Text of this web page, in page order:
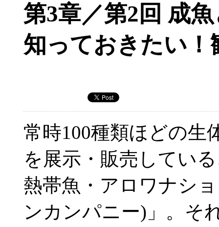
第3章／第2回 成
知っておきたい！
常時100種類ほどの生
を展示・販売してい
熱帯魚・アロワナシ
ンカンパニー)」。そ